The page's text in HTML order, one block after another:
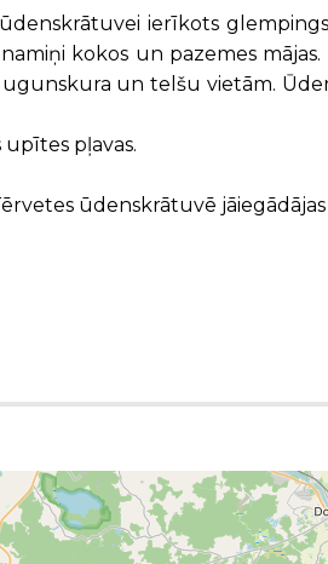
ierīkots
kokos un pazemes
un telšu vietām.
pļavas.
ūdenskrātuvē